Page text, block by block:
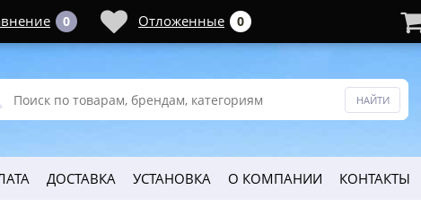
ДОСТАВКА УСТАНОВКА О КОМПАНИИ КОНТАКТЫ
0 Отложенные 0